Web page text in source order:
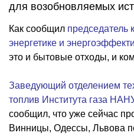
для возобновляемых
Как сообщил
энергетике и
это и бытовые отходы, и
Заведующий отделением
топлив Института газа
сообщил, что уже сейчас
Винницы, Одессы, Львова